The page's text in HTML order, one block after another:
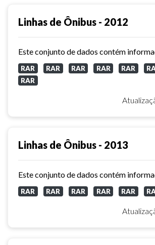
Linhas de Ônibus - 2012
RAR RAR RAR RAR RAR
RAR
Linhas de Ônibus - 2013
RAR RAR RAR RAR RAR